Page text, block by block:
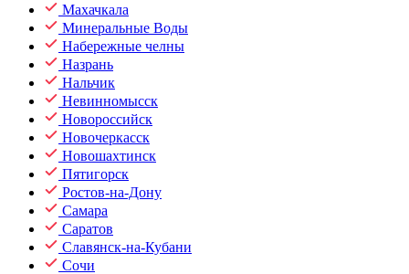
Махачкала
Минеральные Воды
Набережные челны
Назрань
Нальчик
Невинномысск
Новороссийск
Новочеркасск
Новошахтинск
Пятигорск
Ростов-на-Дону
Самара
Саратов
Славянск-на-Кубани
Сочи